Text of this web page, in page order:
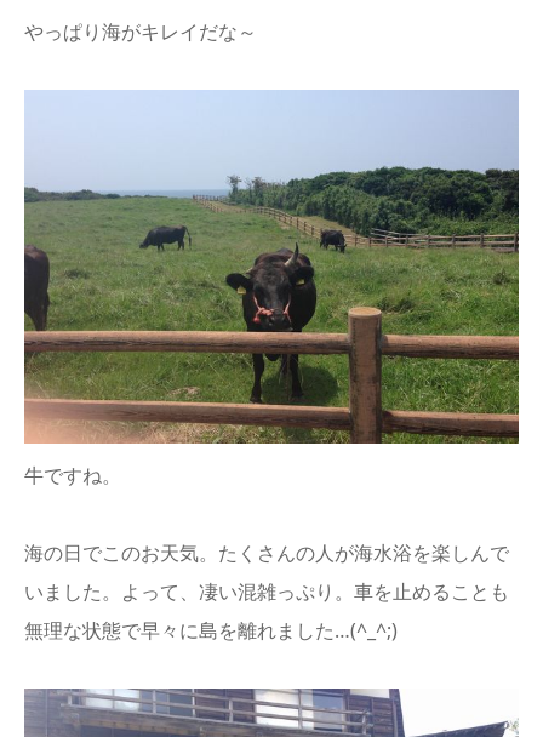
やっぱり海がキレイだな～
牛ですね。
海の日でこのお天気。たくさんの人が海水浴を楽しんで
いました。よって、凄い混雑っぷり。車を止めることも
無理な状態で早々に島を離れました…(^_^;)